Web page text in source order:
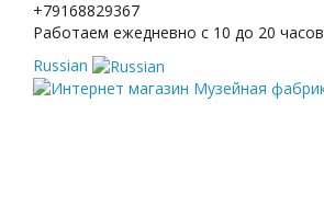
+79168829367
Работаем ежедневно с 10 до 20 часов
Russian